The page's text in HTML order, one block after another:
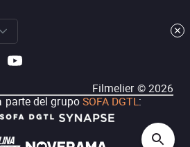
Filmelier ©2026
parte del grupoSOFA DGTL: